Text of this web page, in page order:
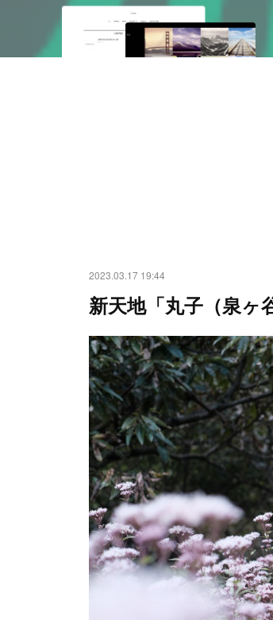
2023.03.17 19:44
新天地「丸子（泉ヶ